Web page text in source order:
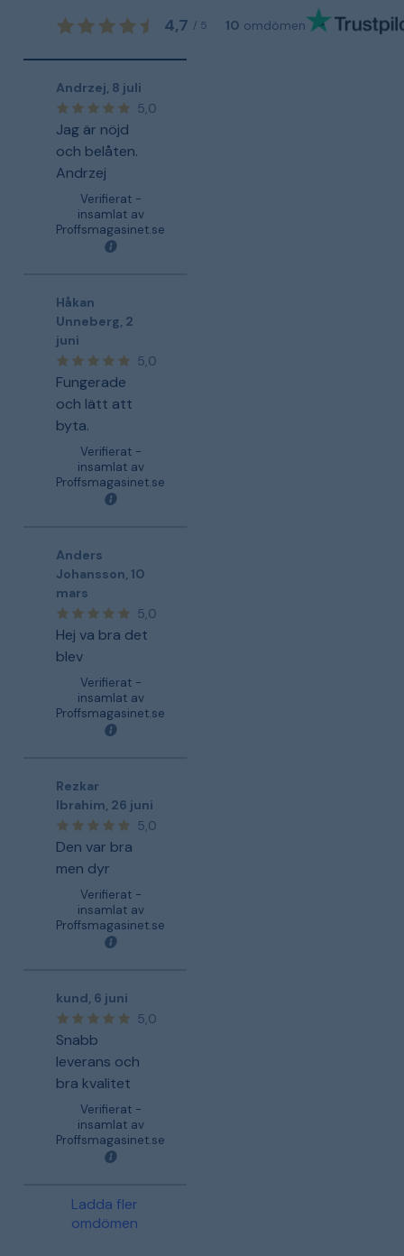
4,7 / 5 10 omdömen
Andrzej, 8 juli
5,0
Jag är nöjd
och belåten.
Andrzej
Verifierat -
insamlat av
Proffsmagasinet.se
Håkan
Unneberg, 2
juni
5,0
Fungerade
och lätt att
byta.
Verifierat -
insamlat av
Proffsmagasinet.se
Anders
Johansson, 10
mars
5,0
Hej va bra det
blev
Verifierat -
insamlat av
Proffsmagasinet.se
Rezkar
Ibrahim, 26 juni
5,0
Den var bra
men dyr
Verifierat -
insamlat av
Proffsmagasinet.se
kund, 6 juni
5,0
Snabb
leverans och
bra kvalitet
Verifierat -
insamlat av
Proffsmagasinet.se
Ladda fler
omdömen